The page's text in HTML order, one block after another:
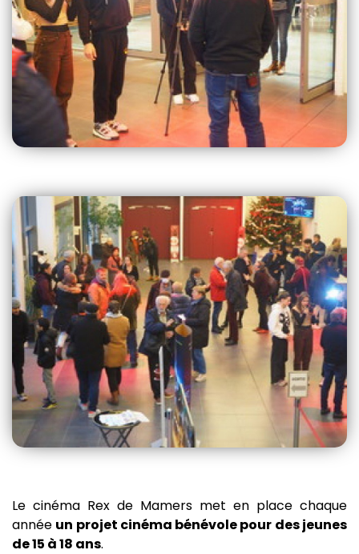
Le cinéma Rex de Mamers met en place chaque
année un projet cinéma bénévole pour des jeunes
de 15 à 18 ans.